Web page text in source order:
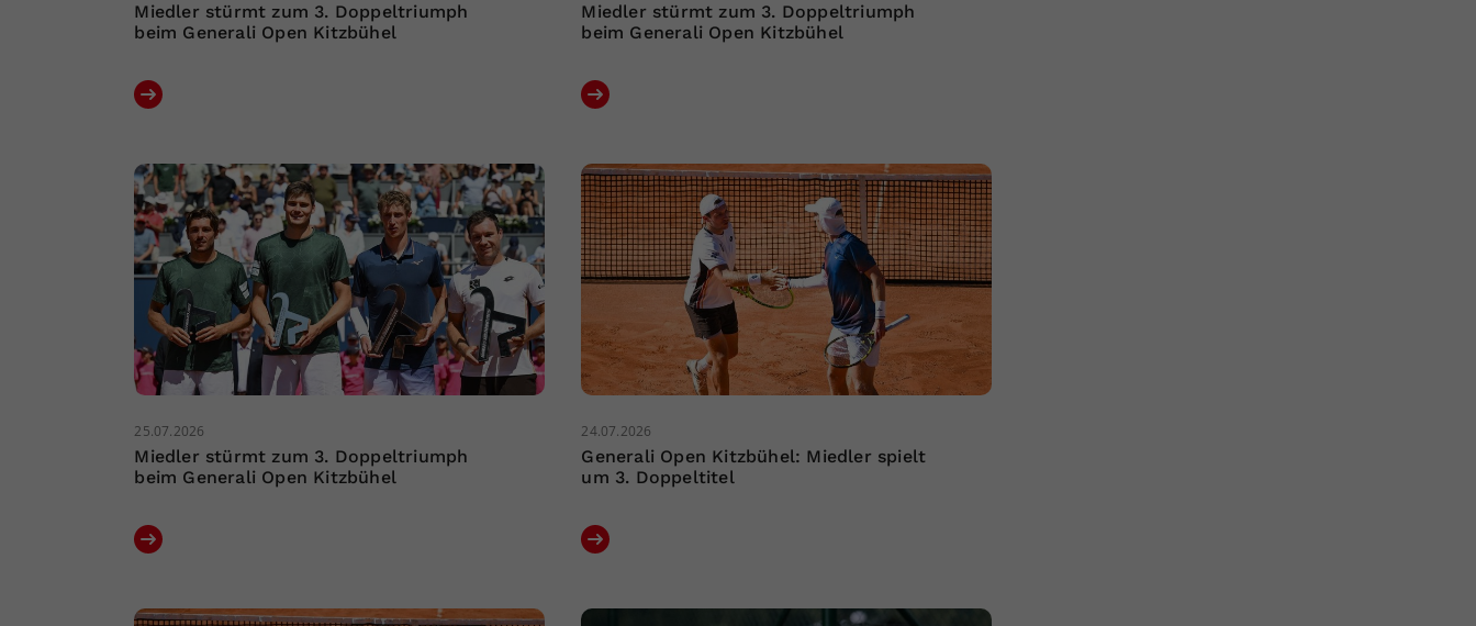
Miedler stürmt zum 3. Doppeltriumph
beim Generali Open Kitzbühel
Miedler stürmt zum 3. Doppeltriumph
beim Generali Open Kitzbühel
25.07.2026
Miedler stürmt zum 3. Doppeltriumph
beim Generali Open Kitzbühel
24.07.2026
Generali Open Kitzbühel: Miedler spielt
um 3. Doppeltitel